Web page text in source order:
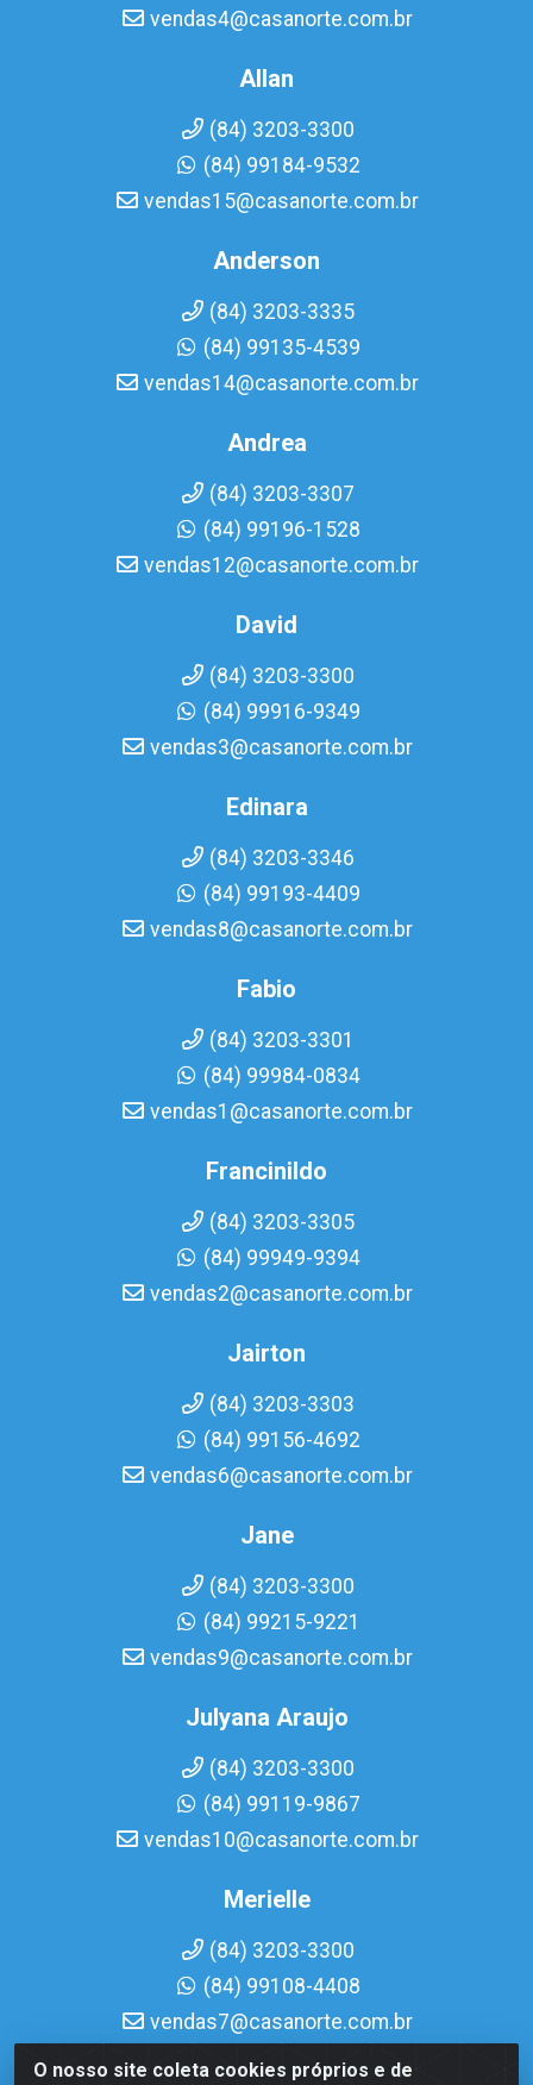
O nosso site coleta cookies próprios e de
vendas4@casanorte.com.br
Allan
(84) 3203-3300
(84) 99184-9532
vendas15@casanorte.com.br
Anderson
(84) 3203-3335
(84) 99135-4539
vendas14@casanorte.com.br
Andrea
(84) 3203-3307
(84) 99196-1528
vendas12@casanorte.com.br
David
(84) 3203-3300
(84) 99916-9349
vendas3@casanorte.com.br
Edinara
(84) 3203-3346
(84) 99193-4409
vendas8@casanorte.com.br
Fabio
(84) 3203-3301
(84) 99984-0834
vendas1@casanorte.com.br
Francinildo
(84) 3203-3305
(84) 99949-9394
vendas2@casanorte.com.br
Jairton
(84) 3203-3303
(84) 99156-4692
vendas6@casanorte.com.br
Jane
(84) 3203-3300
(84) 99215-9221
vendas9@casanorte.com.br
Julyana Araujo
(84) 3203-3300
(84) 99119-9867
vendas10@casanorte.com.br
Merielle
(84) 3203-3300
(84) 99108-4408
vendas7@casanorte.com.br